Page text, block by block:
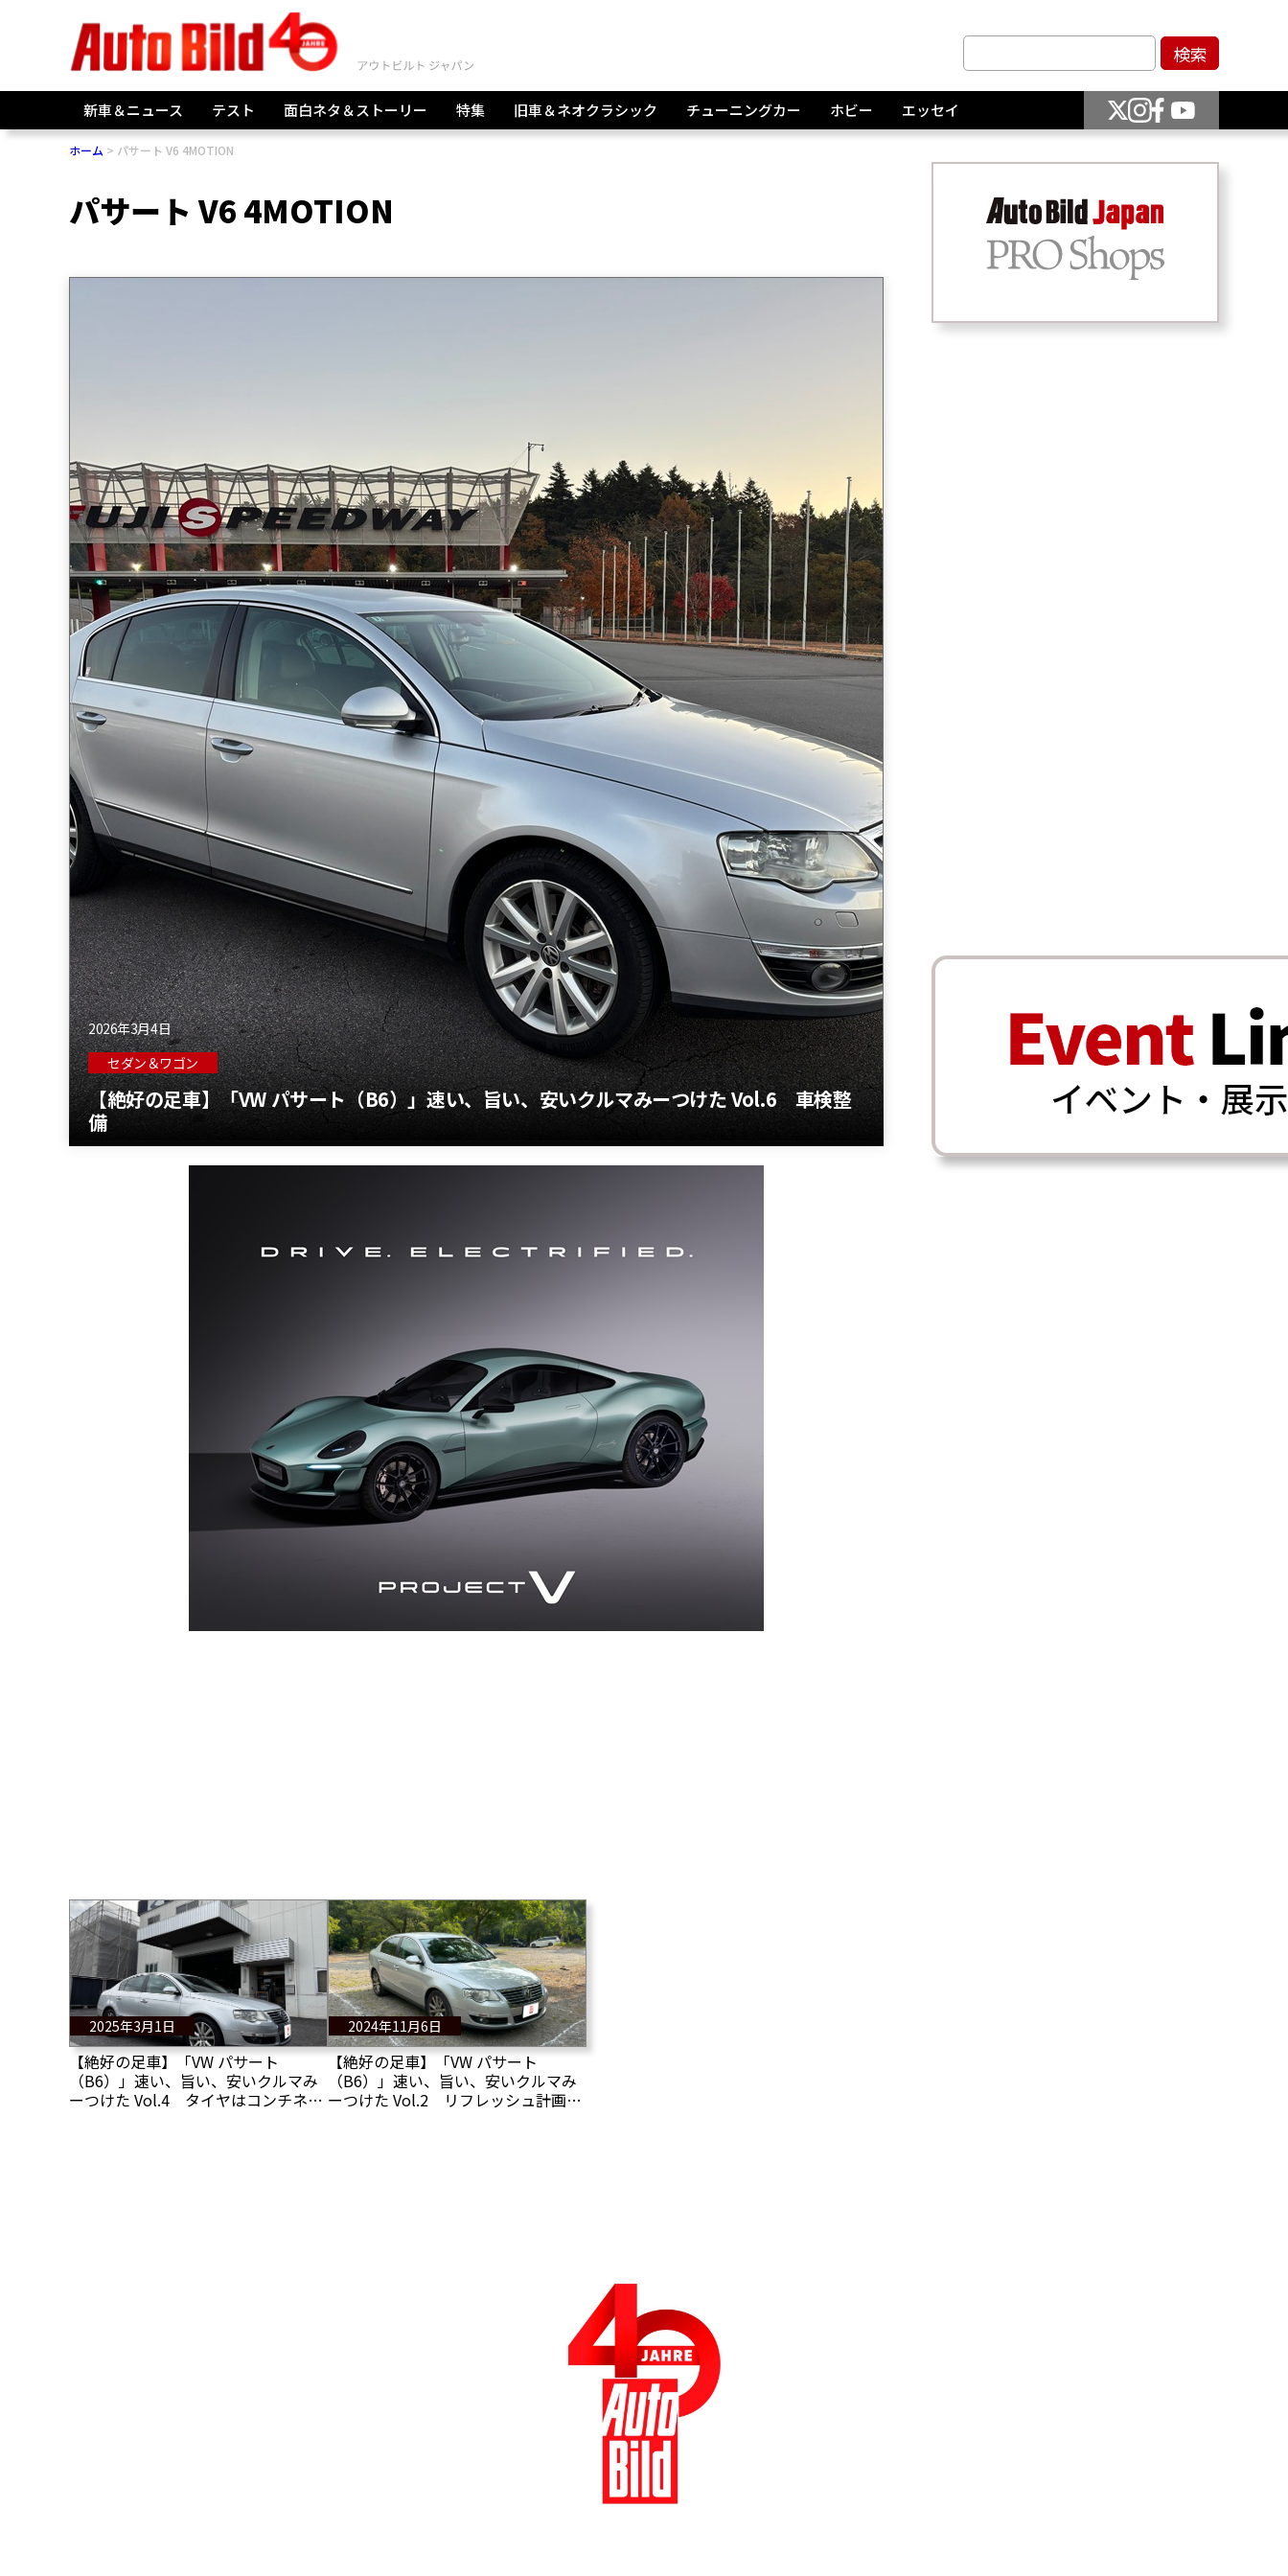
新車＆ニュース テスト 面白ネタ＆ストーリー 特集 旧車＆ネオクラシック チューニングカー ホビー エッセイ
ホーム パサート V6 4MOTION
パサート V6 4MOTION
2026年3月4日
セダン＆ワゴン
【絶好の足車】「VW パサート（B6）」速い、旨い、安いクルマみーつけた Vol.6 車検整
備
2025年3月1日
【絶好の足車】「VW パサート
（B6）」速い、旨い、安いクルマみ
ーつけた Vol.4 タイヤはコンチネン
2024年11月6日
【絶好の足車】「VW パサート
（B6）」速い、旨い、安いクルマみ
ーつけた Vol.2 リフレッシュ計画発